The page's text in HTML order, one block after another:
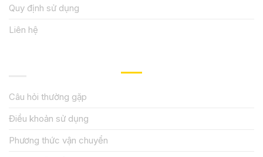
Quy định sử dụng
Liên hệ
Câu hỏi thường gặp
Điều khoản sử dụng
Phương thức vận chuyển